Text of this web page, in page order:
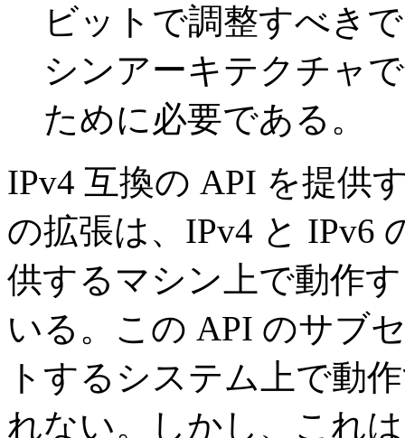
ビットで調整すべき
シンアーキテクチャ
ために必要である。
IPv4 互換の API を提供
の拡張は、IPv4 と IPv6
供するマシン上で動作
いる。この API のサブ
トするシステム上で動
れない。しかし、これ